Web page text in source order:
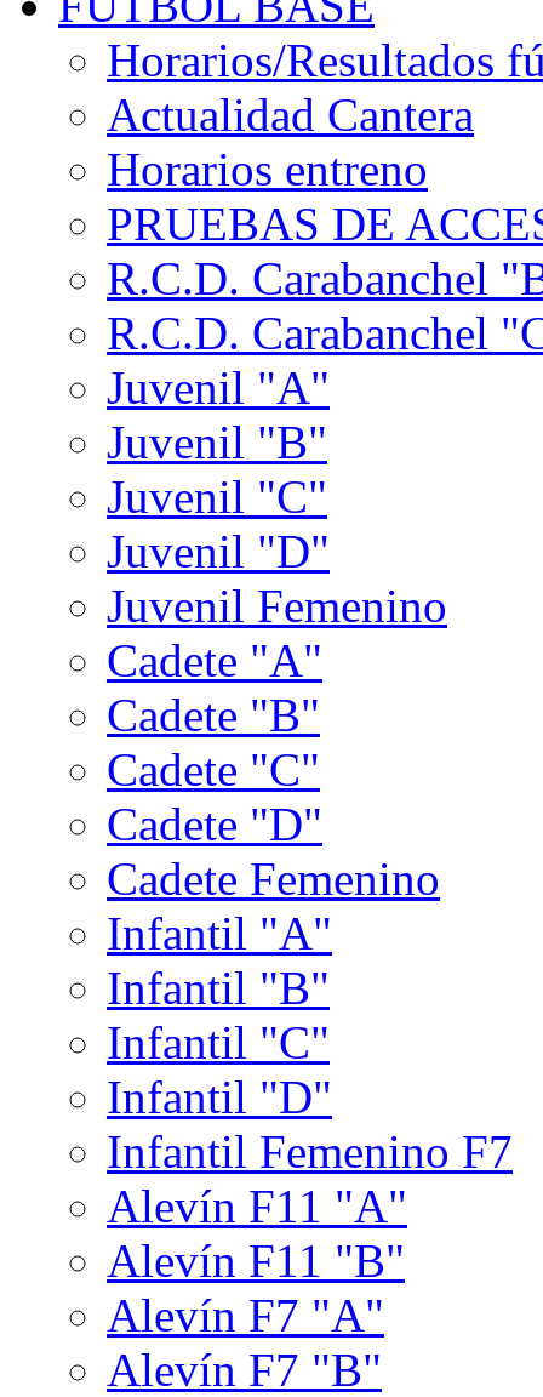
Horarios/Resultados
Actualidad Cantera
Horarios entreno
PRUEBAS DE
R.C.D. Carabanchel
R.C.D. Carabanchel
Juvenil "A"
Juvenil "B"
Juvenil "C"
Juvenil "D"
Juvenil Femenino
Cadete "A"
Cadete "B"
Cadete "C"
Cadete "D"
Cadete Femenino
Infantil "A"
Infantil "B"
Infantil "C"
Infantil "D"
Infantil Femenino F7
Alevín F11 "A"
Alevín F11 "B"
Alevín F7 "A"
Alevín F7 "B"